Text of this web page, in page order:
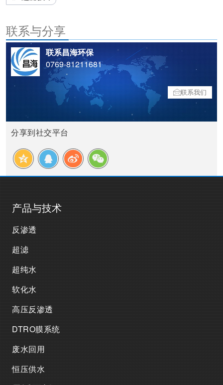
联系与分享
联系昌海环保
0769-81211681
联系我们
分享到社交平台
产品与技术
反渗透
超滤
超纯水
软化水
高压反渗透
DTRO膜系统
废水回用
恒压供水